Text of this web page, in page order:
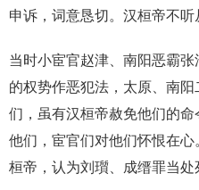
申诉，词意恳切。汉桓帝不听
当时小宦官赵津、南阳恶霸
的权势作恶犯法，太原、南
们，虽有汉桓帝赦免他们的
他们，宦官们对他们怀恨在
桓帝，认为刘瓆、成缙罪当